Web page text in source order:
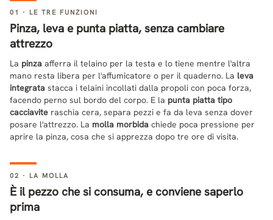
01 · LE TRE FUNZIONI
Pinza, leva e punta piatta, senza cambiare
attrezzo
La pinza afferra il telaino per la testa e lo tiene mentre l'altra
mano resta libera per l'affumicatore o per il quaderno. La leva
integrata stacca i telaini incollati dalla propoli con poca forza,
facendo perno sul bordo del corpo. E la punta piatta tipo
cacciavite raschia cera, separa pezzi e fa da leva senza dover
posare l'attrezzo. La molla morbida chiede poca pressione per
aprire la pinza, cosa che si apprezza dopo tre ore di visita.
02 · LA MOLLA
È il pezzo che si consuma, e conviene saperlo
prima